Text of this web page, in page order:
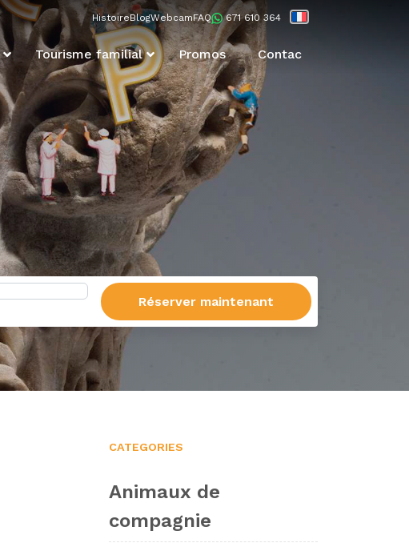
HistoireBlogWebcamFAQ 671 610 364
Tourisme familial Promos Contac
Réserver maintenant
CATEGORIES
Animaux de
compagnie